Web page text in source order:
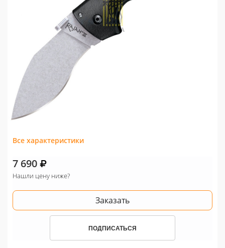
Все характеристики
7 690
Нашли цену ниже?
Заказать
ПОДПИСАТЬСЯ